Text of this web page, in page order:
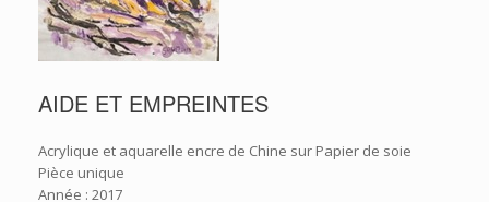
AIDE ET EMPREINTES
Acrylique et aquarelle encre de Chine sur Papier de soie
Pièce unique
Année : 2017